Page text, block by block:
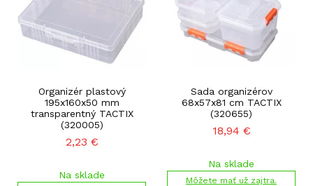
Organizér plastový
195x160x50 mm
transparentný TACTIX
(320005)
2,23 €
Na sklade
Sada organizérov
68x57x81 cm TACTIX
(320655)
18,94 €
Na sklade
Môžete mať už zajtra.